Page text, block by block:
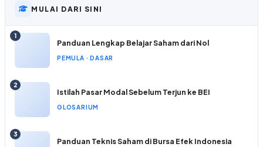
MULAI DARI SINI
1
Panduan Lengkap Belajar Saham dari Nol
PEMULA · DASAR
2
Istilah Pasar Modal Sebelum Terjun ke BEI
GLOSARIUM
3
Panduan Teknis Saham di Bursa Efek Indonesia